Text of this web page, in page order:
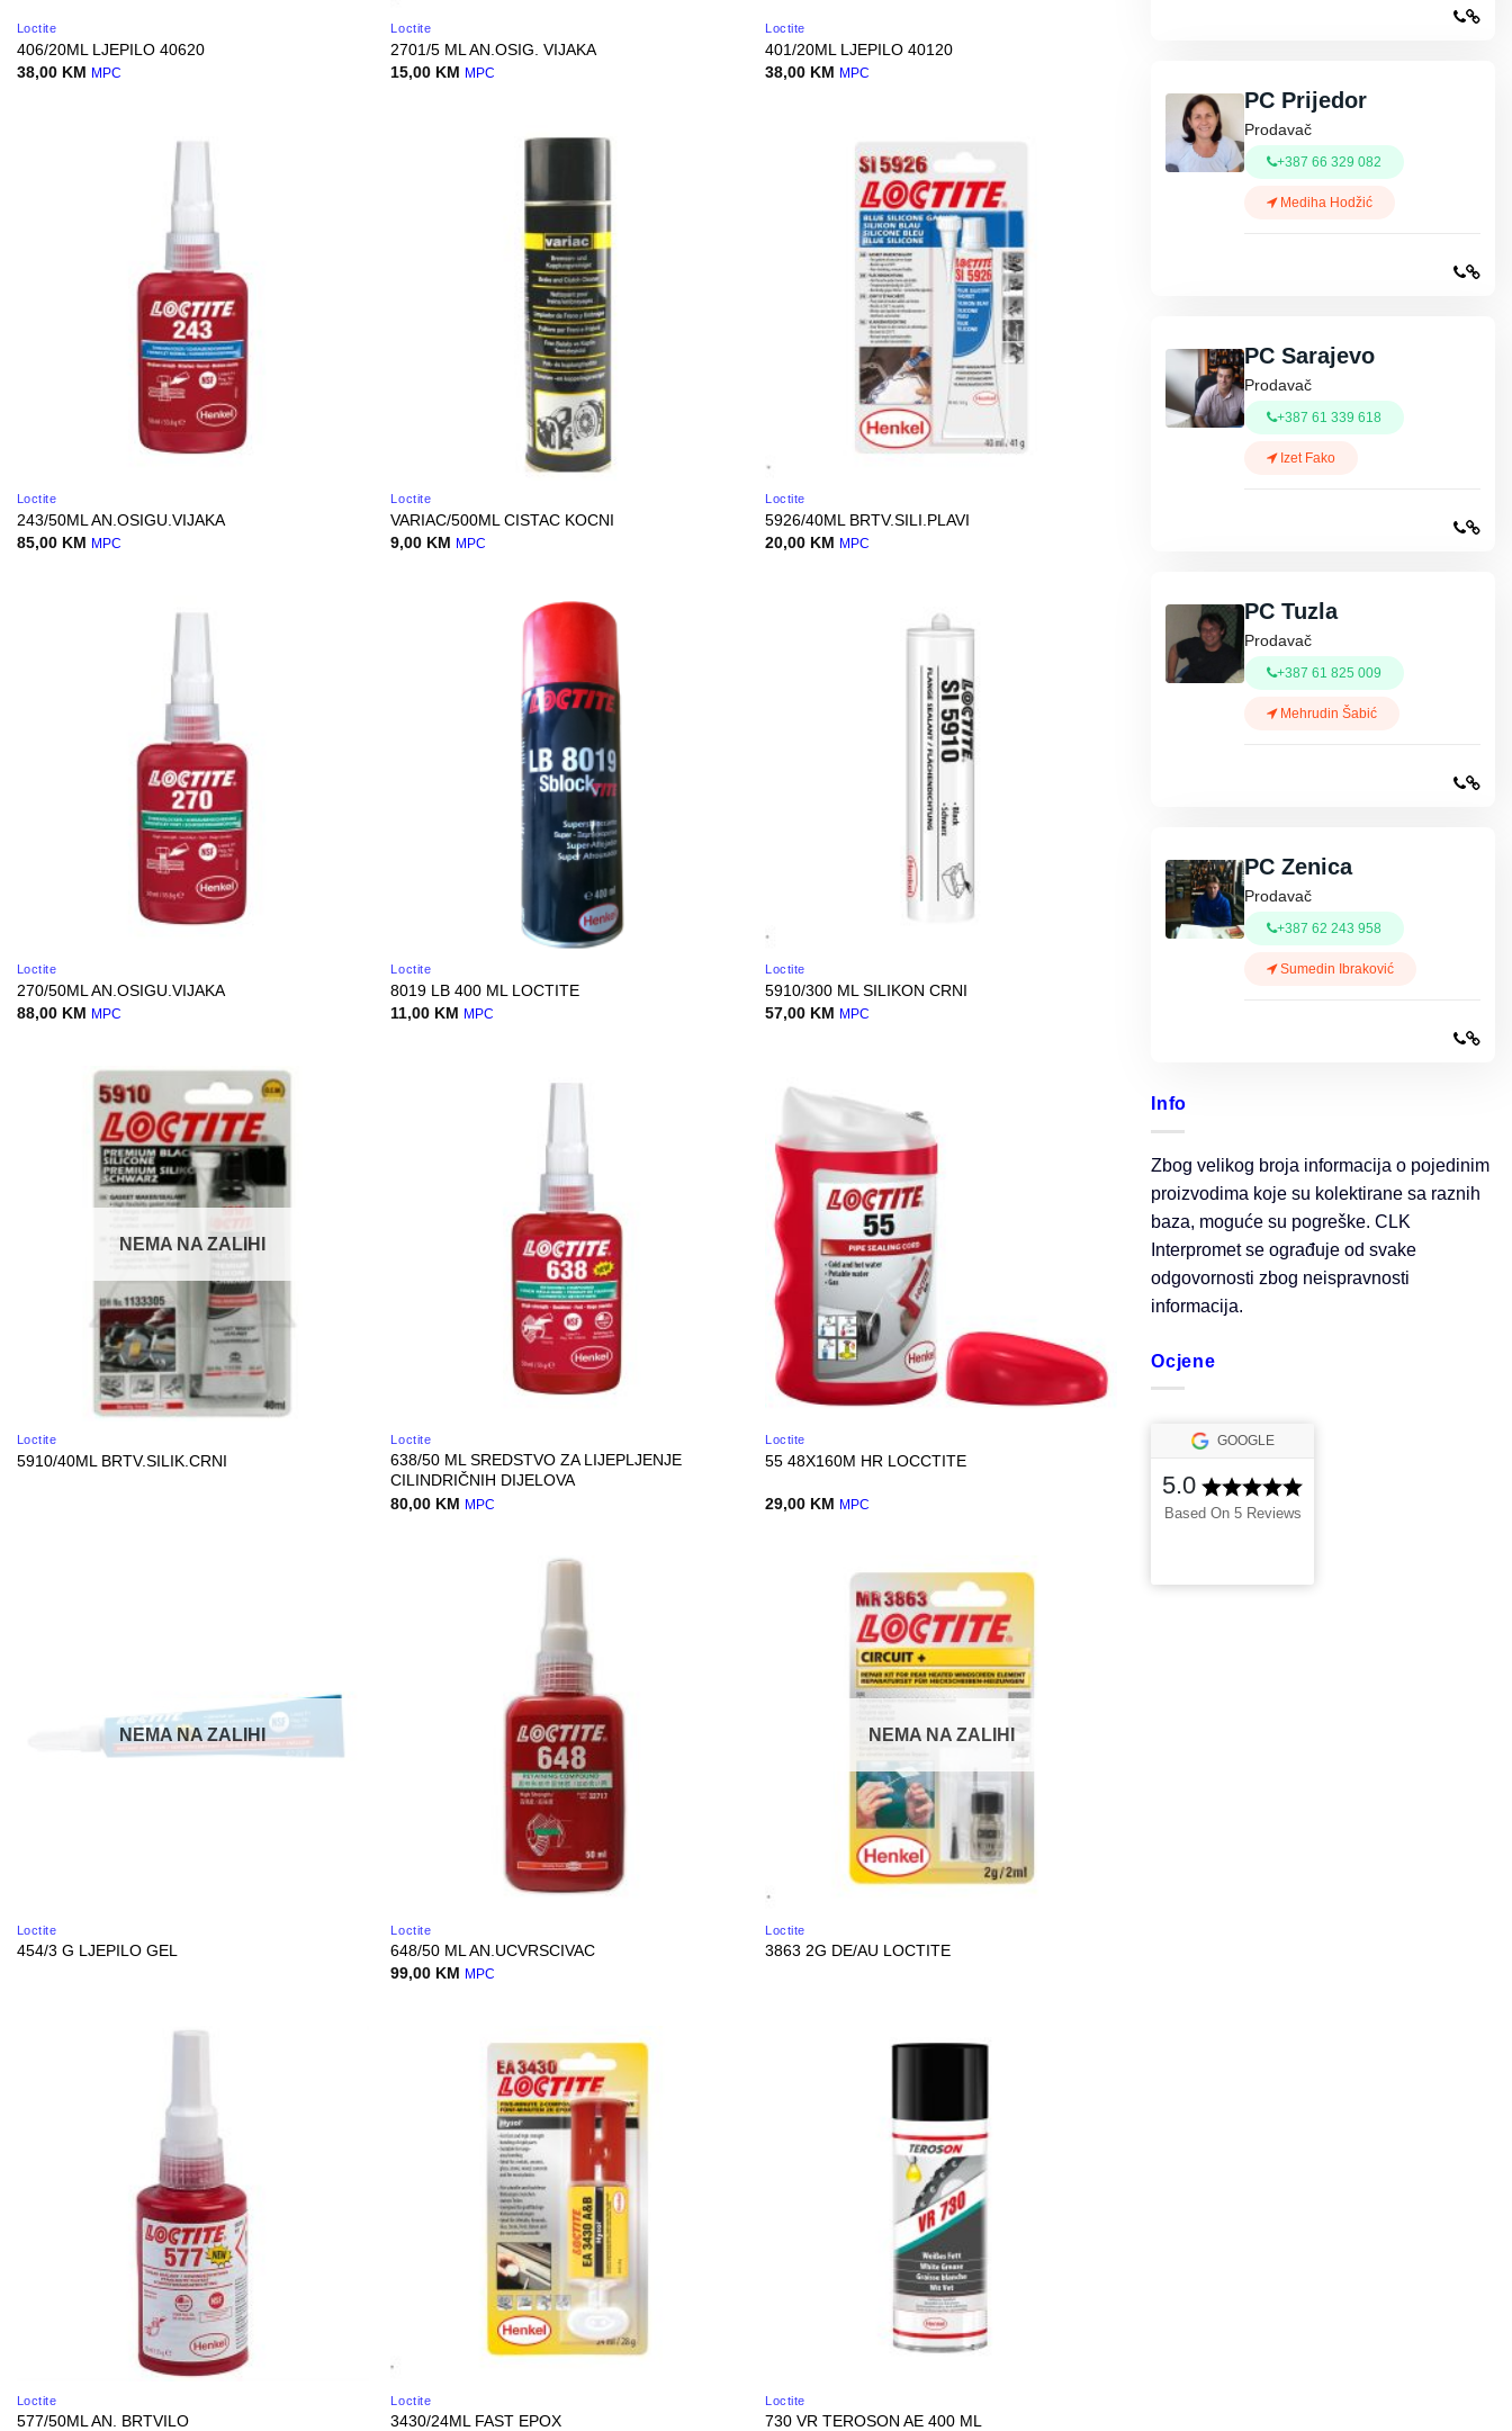
Loctite
406/20ML LJEPILO 40620
38,00 KM MPC
Loctite
2701/5 ML AN.OSIG. VIJAKA
15,00 KM MPC
Loctite
401/20ML LJEPILO 40120
38,00 KM MPC
Loctite
243/50ML AN.OSIGU.VIJAKA
85,00 KM MPC
Loctite
VARIAC/500ML CISTAC KOCNI
9,00 KM MPC
Loctite
5926/40ML BRTV.SILI.PLAVI
20,00 KM MPC
Loctite
270/50ML AN.OSIGU.VIJAKA
88,00 KM MPC
Loctite
8019 LB 400 ML LOCTITE
11,00 KM MPC
Loctite
5910/300 ML SILIKON CRNI
57,00 KM MPC
NEMA NA ZALIHI
Loctite
5910/40ML BRTV.SILIK.CRNI
Loctite
638/50 ML SREDSTVO ZA LIJEPLJENJE
CILINDRIČNIH DIJELOVA
80,00 KM MPC
Loctite
55 48X160M HR LOCCTITE
29,00 KM MPC
NEMA NA ZALIHI
Loctite
454/3 G LJEPILO GEL
Loctite
648/50 ML AN.UCVRSCIVAC
99,00 KM MPC
NEMA NA ZALIHI
Loctite
3863 2G DE/AU LOCTITE
Loctite
577/50ML AN. BRTVILO
Loctite
3430/24ML FAST EPOX
Loctite
730 VR TEROSON AE 400 ML
PC Prijedor
Prodavač
+387 66 329 082
Mediha Hodžić
PC Sarajevo
Prodavač
+387 61 339 618
Izet Fako
PC Tuzla
Prodavač
+387 61 825 009
Mehrudin Šabić
PC Zenica
Prodavač
+387 62 243 958
Sumedin Ibraković
Info
Zbog velikog broja informacija o pojedinim
proizvodima koje su kolektirane sa raznih
baza, moguće su pogreške. CLK
Interpromet se ograđuje od svake
odgovornosti zbog neispravnosti
informacija.
Ocjene
GOOGLE
5.0
Based On 5 Reviews